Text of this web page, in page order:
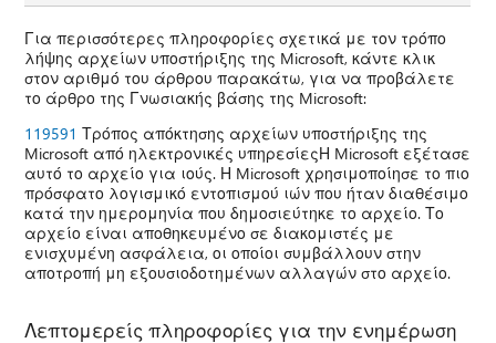
Για περισσότερες πληροφορίες σχετικά με τον τρόπο
λήψης αρχείων υποστήριξης της Microsoft, κάντε κλικ
στον αριθμό του άρθρου παρακάτω, για να προβάλετε
το άρθρο της Γνωσιακής βάσης της Microsoft:
119591 Τρόπος απόκτησης αρχείων υποστήριξης της
Microsoft από ηλεκτρονικές υπηρεσίεςΗ Microsoft εξέτασε
αυτό το αρχείο για ιούς. Η Microsoft χρησιμοποίησε το πιο
πρόσφατο λογισμικό εντοπισμού ιών που ήταν διαθέσιμο
κατά την ημερομηνία που δημοσιεύτηκε το αρχείο. Το
αρχείο είναι αποθηκευμένο σε διακομιστές με
ενισχυμένη ασφάλεια, οι οποίοι συμβάλλουν στην
αποτροπή μη εξουσιοδοτημένων αλλαγών στο αρχείο.
Λεπτομερείς πληροφορίες για την ενημέρωση